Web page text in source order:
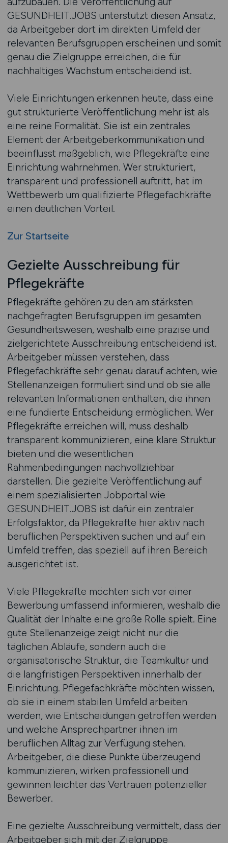
GESUNDHEIT.JOBS unterstützt diesen Ansatz,
da Arbeitgeber dort im direkten Umfeld der
relevanten Berufsgruppen erscheinen und somit
genau die Zielgruppe erreichen, die für
nachhaltiges Wachstum entscheidend ist.
Viele Einrichtungen erkennen heute, dass eine
gut strukturierte Veröffentlichung mehr ist als
eine reine Formalität. Sie ist ein zentrales
Element der Arbeitgeberkommunikation und
beeinflusst maßgeblich, wie Pflegekräfte eine
Einrichtung wahrnehmen. Wer strukturiert,
transparent und professionell auftritt, hat im
Wettbewerb um qualifizierte Pflegefachkräfte
einen deutlichen Vorteil.
Zur Startseite
Gezielte Ausschreibung für
Pflegekräfte
Pflegekräfte gehören zu den am stärksten
nachgefragten Berufsgruppen im gesamten
Gesundheitswesen, weshalb eine präzise und
zielgerichtete Ausschreibung entscheidend ist.
Arbeitgeber müssen verstehen, dass
Pflegefachkräfte sehr genau darauf achten, wie
Stellenanzeigen formuliert sind und ob sie alle
relevanten Informationen enthalten, die ihnen
eine fundierte Entscheidung ermöglichen. Wer
Pflegekräfte erreichen will, muss deshalb
transparent kommunizieren, eine klare Struktur
bieten und die wesentlichen
Rahmenbedingungen nachvollziehbar
darstellen. Die gezielte Veröffentlichung auf
einem spezialisierten Jobportal wie
GESUNDHEIT.JOBS ist dafür ein zentraler
Erfolgsfaktor, da Pflegekräfte hier aktiv nach
beruflichen Perspektiven suchen und auf ein
Umfeld treffen, das speziell auf ihren Bereich
ausgerichtet ist.
Viele Pflegekräfte möchten sich vor einer
Bewerbung umfassend informieren, weshalb die
Qualität der Inhalte eine große Rolle spielt. Eine
gute Stellenanzeige zeigt nicht nur die
täglichen Abläufe, sondern auch die
organisatorische Struktur, die Teamkultur und
die langfristigen Perspektiven innerhalb der
Einrichtung. Pflegefachkräfte möchten wissen,
ob sie in einem stabilen Umfeld arbeiten
werden, wie Entscheidungen getroffen werden
und welche Ansprechpartner ihnen im
beruflichen Alltag zur Verfügung stehen.
Arbeitgeber, die diese Punkte überzeugend
kommunizieren, wirken professionell und
gewinnen leichter das Vertrauen potenzieller
Bewerber.
Eine gezielte Ausschreibung vermittelt, dass der
Arbeitgeber sich mit der Zielgruppe